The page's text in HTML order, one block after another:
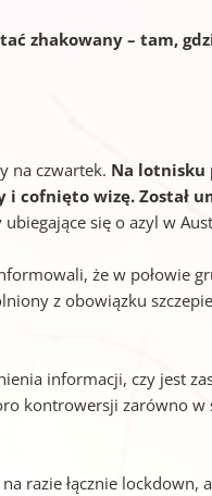
zhakowany – tam,
na czwartek. Na lotnisku
wizę. Został
się o azyl w
że w połowie
z obowiązku
informacji, czy jest
kontrowersji zarówno
razie łącznie lockdown,